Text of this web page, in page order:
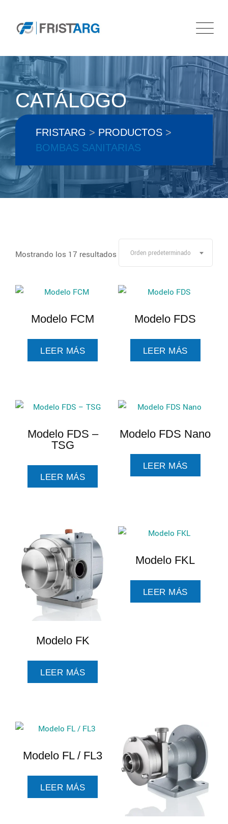
content
CATÁLOGO
FRISTARG > PRODUCTOS >
BOMBAS SANITARIAS
Mostrando los 17 resultados Orden predeterminado
Modelo FCM
LEER MÁS
Modelo FDS
LEER MÁS
Modelo FDS –
TSG
LEER MÁS
Modelo FDS Nano
LEER MÁS
Modelo FK
LEER MÁS
Modelo FKL
LEER MÁS
Modelo FL / FL3
LEER MÁS